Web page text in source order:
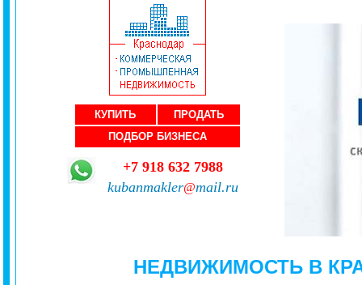
КУПИТЬ
ПРОДАТЬ
ПОДБОР БИЗНЕСА
+7 918 632 7988
kubanmakler@mail.ru
НЕДВИЖИМОСТЬ В